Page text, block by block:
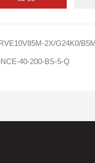
2X/G24K0/
40-200-BS-5-Q